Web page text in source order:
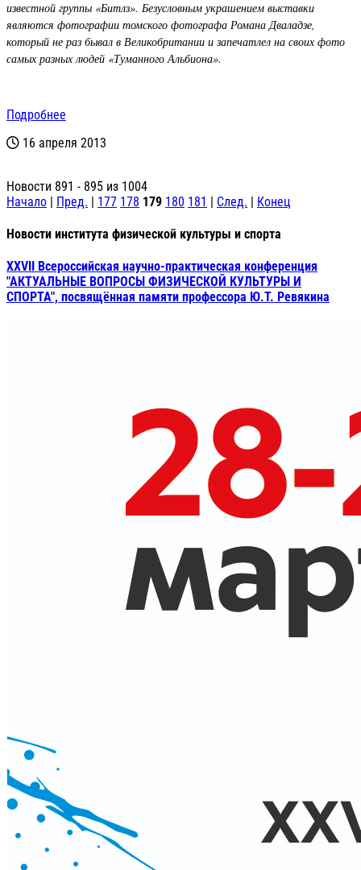
известной группы «Битлз». Безусловным украшением выставки
являются фотографии томского фотографа Романа Дваладзе,
который не раз бывал в Великобритании и запечатлел на своих фото
самых разных людей «Туманного Альбиона».
Подробнее
16 апреля 2013
Новости 891 - 895 из 1004
Начало | Пред. | 177 178 179 180 181 | След. | Конец
Новости института физической культуры и спорта
XXVII Всероссийская научно-практическая конференция
"АКТУАЛЬНЫЕ ВОПРОСЫ ФИЗИЧЕСКОЙ КУЛЬТУРЫ И
СПОРТА", посвящённая памяти профессора Ю.Т. Ревякина